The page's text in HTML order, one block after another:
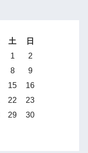
土
日
1
2
8
9
15
16
22
23
29
30